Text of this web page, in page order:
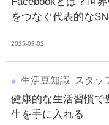
をつなぐ代表的な
2025-03-02
生活豆知識 スタッ
健康的な生活習慣で
生を手に入れる